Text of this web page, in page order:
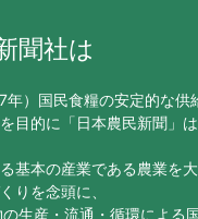
聞社は
年）国民食糧の安定的な供
目的に「日本農民新聞」
基本の産業である農業を
りを念頭に、
生産・流通・循環による